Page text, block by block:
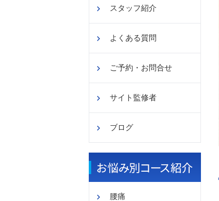
スタッフ紹介
よくある質問
ご予約・お問合せ
サイト監修者
ブログ
腰痛